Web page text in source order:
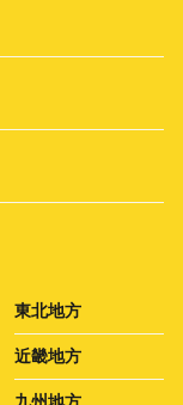
東北地方
近畿地方